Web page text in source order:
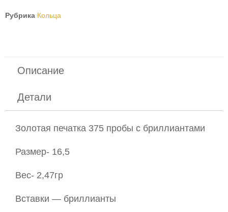
Рубрика Кольца
Описание
Детали
Золотая печатка 375 пробы с бриллиантами
Размер- 16,5
Вес- 2,47гр
Вставки — бриллианты